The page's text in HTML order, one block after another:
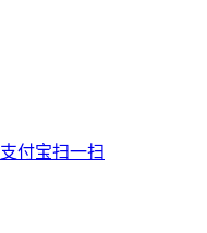
支付宝扫一扫